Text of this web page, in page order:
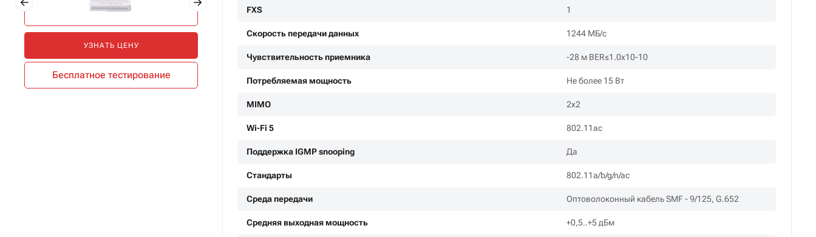
УЗНАТЬ ЦЕНУ
Бесплатное тестирование
FXS 1
Скорость передачи данных 1244 МБ/с
Чувствительность приемника -28 м BER≤1.0x10-10
Потребляемая мощность Не более 15 Вт
MIMO 2x2
Wi-Fi 5 802.11ac
Поддержка IGMP snooping Да
Стандарты 802.11a/b/g/n/ac
Среда передачи Оптоволоконный кабель SMF - 9/125, G.652
Средняя выходная мощность +0,5..+5 дБм